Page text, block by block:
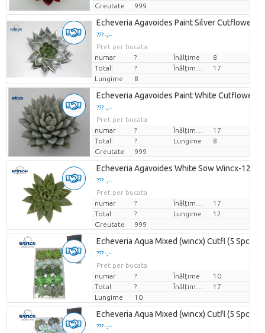
Greutate
999
Echeveria Agavoides Paint Silver Cutflower
??? -,--
Pret per bucata
numar
? Înălţime
8
Total:
?
17
Lungime
8
Echeveria Agavoides Paint White Cutflower
??? -,--
Pret per bucata
numar
?
17
Total:
? Lungime
8
Greutate
999
Echeveria Agavoides White Sow Wincx-12cm
??? -,--
Pret per bucata
numar
?
17
Total:
? Lungime
12
Greutate
999
Echeveria Aqua Mixed (wincx) Cutfl (5 Spcs)
??? -,--
Pret per bucata
numar
? Înălţime
10
Total:
?
17
Lungime
10
Echeveria Aqua Mixed (wincx) Cutfl (5 Spcs)
??? -,--